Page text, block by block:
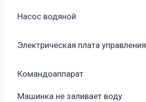
Насос водяной
Электрическая плата управления
Командоаппарат
Машинка не заливает воду